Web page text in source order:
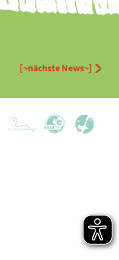
[~nächste News~]